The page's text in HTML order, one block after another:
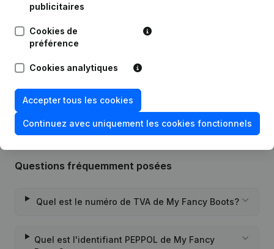
09-05-2016
Rubrique Constitution (Nouvelle
Succursale, etc...)
Questions fréquemment posées
Quel est le numéro de TVA de My Fancy Boots?
Quel est l'identifiant PEPPOL de My Fancy
publicitaires
Cookies de
préférence
Cookies analytiques
Accepter tous les cookies
Continuez avec uniquement les cookies fonctionnels